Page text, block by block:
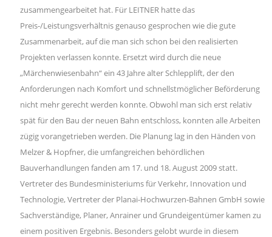
zusammengearbeitet hat. Für LEITNER hatte das
Preis-/Leistungsverhältnis genauso gesprochen wie die gute
Zusammenarbeit, auf die man sich schon bei den realisierten
Projekten verlassen konnte. Ersetzt wird durch die neue
„Märchenwiesenbahn“ ein 43 Jahre alter Schlepplift, der den
Anforderungen nach Komfort und schnellstmöglicher Beförderung
nicht mehr gerecht werden konnte. Obwohl man sich erst relativ
spät für den Bau der neuen Bahn entschloss, konnten alle Arbeiten
zügig vorangetrieben werden. Die Planung lag in den Händen von
Melzer & Hopfner, die umfangreichen behördlichen
Bauverhandlungen fanden am 17. und 18. August 2009 statt.
Vertreter des Bundesministeriums für Verkehr, Innovation und
Technologie, Vertreter der Planai-Hochwurzen-Bahnen GmbH sowie
Sachverständige, Planer, Anrainer und Grundeigentümer kamen zu
einem positiven Ergebnis. Besonders gelobt wurde in diesem